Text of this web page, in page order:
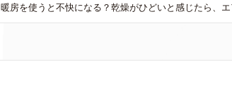
暖房を使うと不快になる？乾燥がひどいと感じたら、